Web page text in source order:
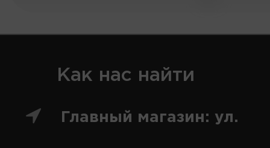
Как нас найти
Главный магазин: ул.